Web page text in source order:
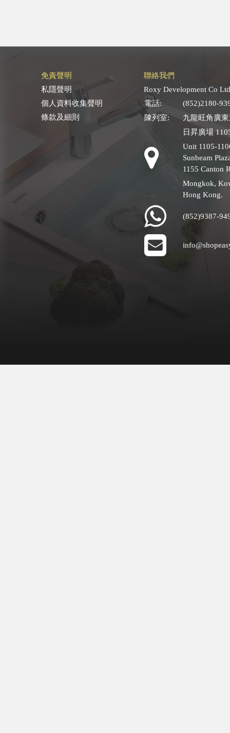
免責聲明
私隱聲明
個人資料收集聲明
條款及細則
聯絡我們
Roxy Development Co
電話:
(852)2180-
陳列室:
九龍旺角廣
日昇廣場
Unit 1105-
Sunbeam
1155 Canton
Mongkok,
Hong Kong.
(852)9387-